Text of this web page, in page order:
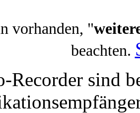
vorhanden, "
beachten.
Recorder sind